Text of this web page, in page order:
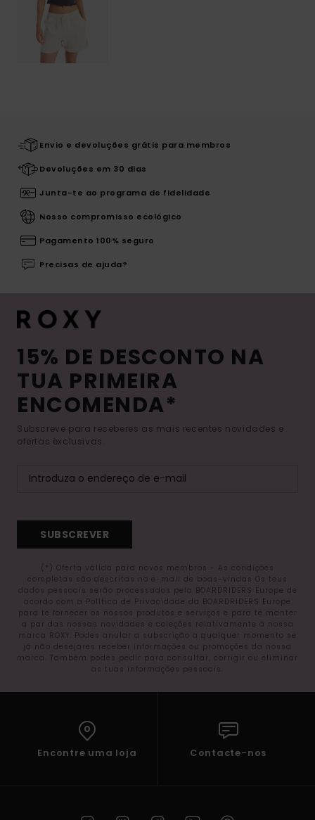
Envio e devoluções grátis para membros
Devoluções em 30 dias
Junta-te ao programa de fidelidade
Nosso compromisso ecológico
Pagamento 100% seguro
Precisas de ajuda?
15% DE DESCONTO NA
TUA PRIMEIRA
ENCOMENDA*
Subscreve para receberes as mais recentes novidades e
ofertas exclusivas.
SUBSCREVER
(*) Oferta válida para novos membros - As condições
completas são descritas no e-mail de boas-vindas Os teus
dados pessoais serão processados pela BOARDRIDERS Europe de
acordo com a Política de Privacidade da BOARDRIDERS Europe
para te fornecer os nossos produtos e serviços e para te manter
a par das nossas novidades e coleções relativamente à nossa
marca ROXY. Podes anular a subscrição a qualquer momento se
já não desejares receber informações ou promoções da nossa
marca. Também podes pedir para consultar, corrigir ou eliminar
as tuas informações pessoais.
Encontre uma loja Contacte-nos